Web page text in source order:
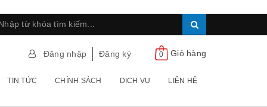
Đăng nhập Đăng ký 0 Giỏ hàng
TIN TỨC CHÍNH SÁCH DỊCH VỤ LIÊN HỆ